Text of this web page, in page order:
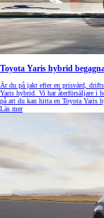
Toyota Yaris hybrid
Är du på jakt efter en prisvärd,
Yaris hybrid. Vi har återförsäljare i
på att du kan hitta en Toyota Yaris
Läs mer